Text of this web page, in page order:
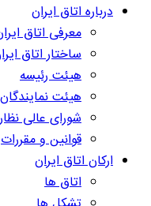
درباره اتاق ایران
معرفی اتاق
ساختار اتاق
هیئت رئیسه
هیئت
شورای عالی
قوانین و مقررات
ارکان اتاق ایران
اتاق ها